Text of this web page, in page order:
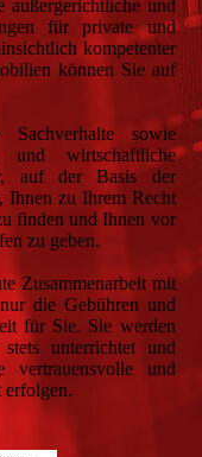
außergerichtliche und
für private und
kompetenter
können Sie auf
sowie
und wirtschaftliche
auf der Basis der
Ihnen zu Ihrem Recht
finden und Ihnen vor
zu geben.
Zusammenarbeit mit
die Gebühren und
für Sie. Sie werden
unterrichtet und
und
erfolgen.